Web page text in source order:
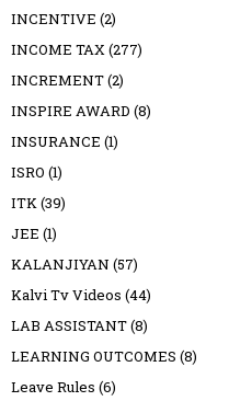
INCENTIVE (2)
INCOME TAX(277)
INCREMENT(2)
INSPIRE AWARD (8)
INSURANCE (1)
ISRO (1)
ITK(39)
JEE (1)
KALANJIYAN (57)
Kalvi Tv Videos (44)
LAB ASSISTANT(8)
LEARNING OUTCOMES (8)
Leave Rules (6)